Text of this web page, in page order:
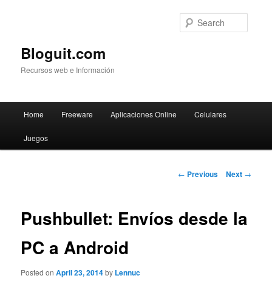
Bloguit.com
Recursos web e Información
Skip
to
Home Freeware Aplicaciones Online Celulares
Juegos
Post
← Previous Next →
Pushbullet: Envíos desde la
PC a Android
Posted onApril 23, 2014by Lennuc